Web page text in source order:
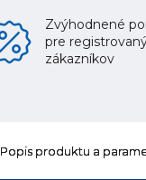
Zvýhodnené
pre
zákazníkov
Popis produktu a